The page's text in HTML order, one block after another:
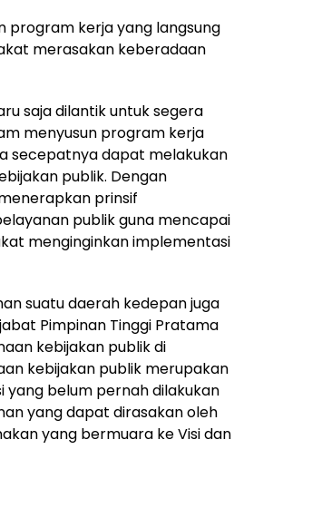
program kerja yang langsung
merasakan keberadaan
saja dilantik untuk segera
menyusun program kerja
secepatnya dapat melakukan
publik. Dengan
prinsif
publik guna mencapai
menginginkan implementasi
suatu daerah kedepan juga
Pimpinan Tinggi Pratama
kebijakan publik di
kebijakan publik merupakan
yang belum pernah dilakukan
yang dapat dirasakan oleh
yang bermuara ke Visi dan